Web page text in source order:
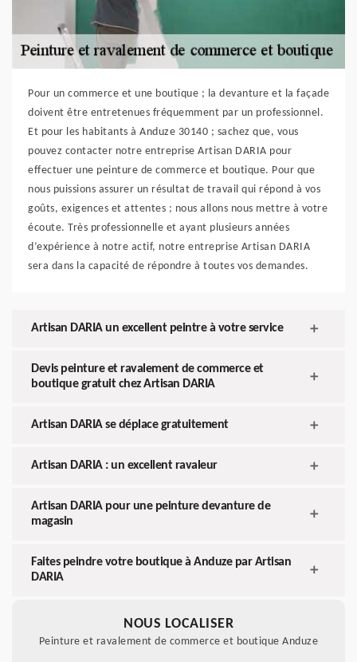
Pour un commerce et une boutique ; la devanture et la façade
doivent être entretenues fréquemment par un professionnel.
Et pour les habitants à Anduze 30140 ; sachez que, vous
pouvez contacter notre entreprise Artisan DARIA pour
effectuer une peinture de commerce et boutique. Pour que
nous puissions assurer un résultat de travail qui répond à vos
goûts, exigences et attentes ; nous allons nous mettre à votre
écoute. Très professionnelle et ayant plusieurs années
d’expérience à notre actif, notre entreprise Artisan DARIA
sera dans la capacité de répondre à toutes vos demandes.
Artisan DARIA un excellent peintre à votre service
Devis peinture et ravalement de commerce et
boutique gratuit chez Artisan DARIA
Artisan DARIA se déplace gratuitement
Artisan DARIA : un excellent ravaleur
Artisan DARIA pour une peinture devanture de
magasin
Faites peindre votre boutique à Anduze par Artisan
DARIA
NOUS LOCALISER
Peinture et ravalement de commerce et boutique Anduze